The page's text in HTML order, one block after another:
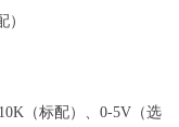
（标配）、0-5V（选